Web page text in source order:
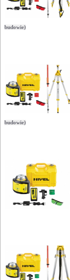
budowie)
budowie)